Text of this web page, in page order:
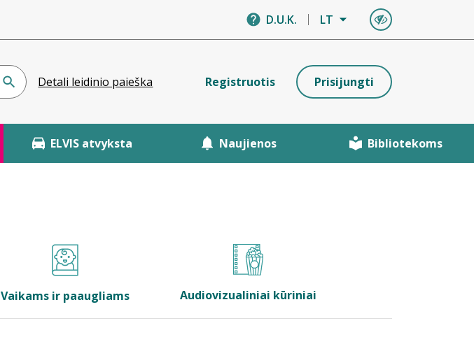
D.U.K. LT
Detali leidinio paieška Registruotis Prisijungti
ELVIS atvyksta Naujienos Bibliotekoms
Vaikams ir paaugliams Audiovizualiniai kūriniai